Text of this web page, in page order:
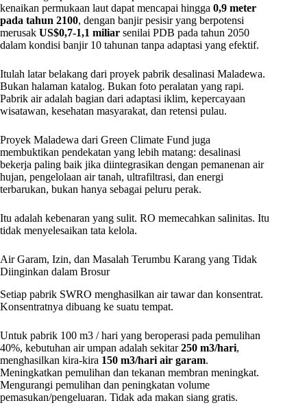
kenaikan permukaan laut dapat mencapai hingga 0,9 meter
pada tahun 2100, dengan banjir pesisir yang berpotensi
merusak US$0,7-1,1 miliar senilai PDB pada tahun 2050
dalam kondisi banjir 10 tahunan tanpa adaptasi yang efektif.
Itulah latar belakang dari proyek pabrik desalinasi Maladewa.
Bukan halaman katalog. Bukan foto peralatan yang rapi.
Pabrik air adalah bagian dari adaptasi iklim, kepercayaan
wisatawan, kesehatan masyarakat, dan retensi pulau.
Proyek Maladewa dari Green Climate Fund juga
membuktikan pendekatan yang lebih matang: desalinasi
bekerja paling baik jika diintegrasikan dengan pemanenan air
hujan, pengelolaan air tanah, ultrafiltrasi, dan energi
terbarukan, bukan hanya sebagai peluru perak.
Itu adalah kebenaran yang sulit. RO memecahkan salinitas. Itu
tidak menyelesaikan tata kelola.
Air Garam, Izin, dan Masalah Terumbu Karang yang Tidak
Diinginkan dalam Brosur
Setiap pabrik SWRO menghasilkan air tawar dan konsentrat.
Konsentratnya dibuang ke suatu tempat.
Untuk pabrik 100 m3 / hari yang beroperasi pada pemulihan
40%, kebutuhan air umpan adalah sekitar250 m3/hari,
menghasilkan kira-kira 150 m3/hari air garam.
Meningkatkan pemulihan dan tekanan membran meningkat.
Mengurangi pemulihan dan peningkatan volume
pemasukan/pengeluaran. Tidak ada makan siang gratis.